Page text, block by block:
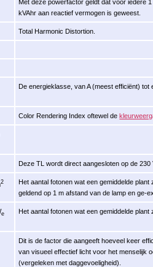
Met deze powerfactor geldt dat voor iedere
kVAhr aan reactief vermogen is geweest.
Total Harmonic Distortion.
De energieklasse, van A (meest efficiënt) tot
Color Rendering Index oftewel de
Deze TL wordt direct aangesloten op de 230
2
Het aantal fotonen wat een gemiddelde
geldend op 1 m afstand van de lamp en ge-
e Het aantal fotonen wat een gemiddelde
Dit is de factor die aangeeft hoeveel keer
van visueel effectief licht voor het menselijk
(vergeleken met daggevoeligheid).